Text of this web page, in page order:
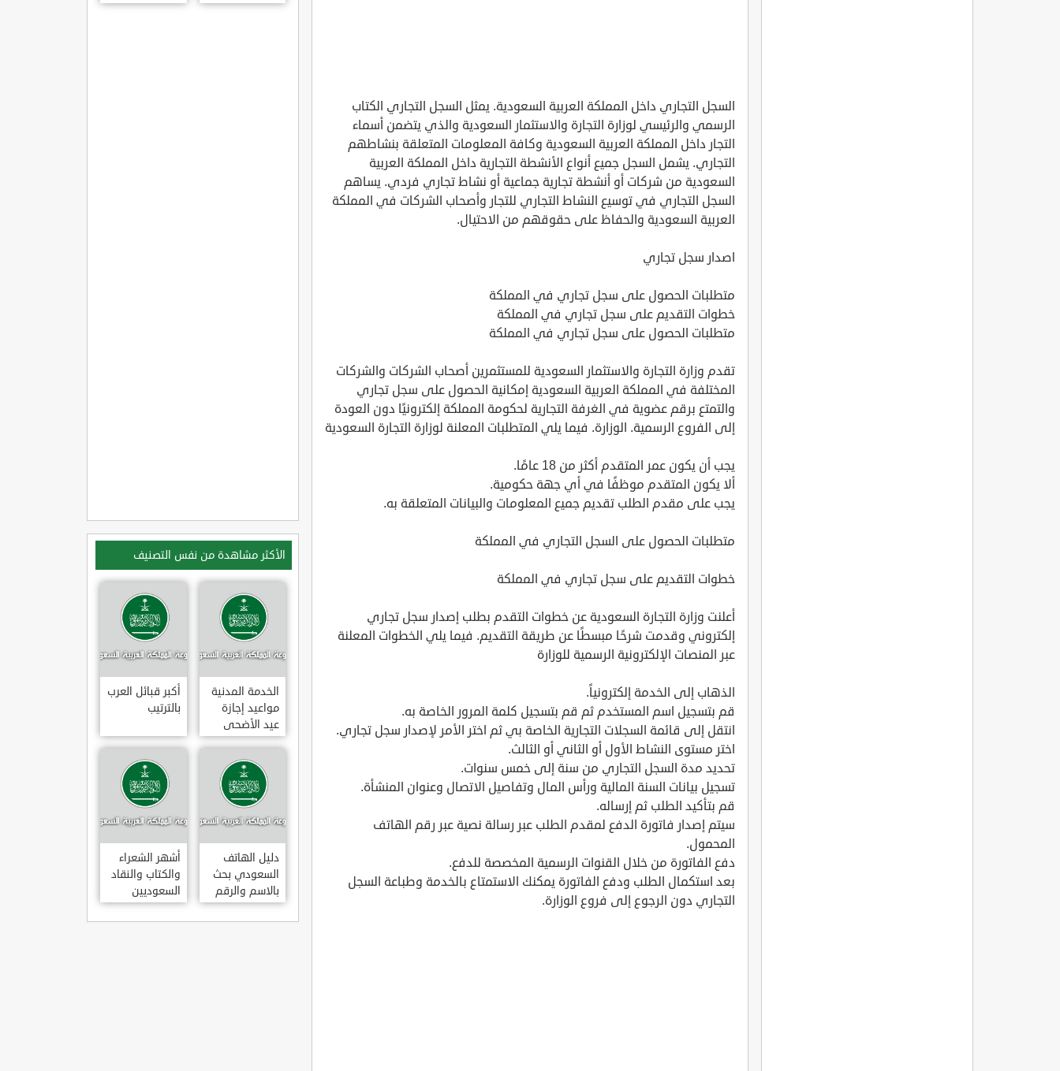
السجل التجاري داخل المملكة العربية السعودية. يمثل السجل التجاري الكتاب
الرسمي والرئيسي لوزارة التجارة والاستثمار السعودية والذي يتضمن أسماء
التجار داخل المملكة العربية السعودية وكافة المعلومات المتعلقة بنشاطهم
التجاري. يشمل السجل جميع أنواع الأنشطة التجارية داخل المملكة العربية
السعودية من شركات أو أنشطة تجارية جماعية أو نشاط تجاري فردي. يساهم
السجل التجاري في توسيع النشاط التجاري للتجار وأصحاب الشركات في المملكة
العربية السعودية والحفاظ على حقوقهم من الاحتيال.
اصدار سجل تجاري
متطلبات الحصول على سجل تجاري في المملكة
خطوات التقديم على سجل تجاري في المملكة
متطلبات الحصول على سجل تجاري في المملكة
تقدم وزارة التجارة والاستثمار السعودية للمستثمرين أصحاب الشركات والشركات
المختلفة في المملكة العربية السعودية إمكانية الحصول على سجل تجاري
والتمتع برقم عضوية في الغرفة التجارية لحكومة المملكة إلكترونيًا دون العودة
إلى الفروع الرسمية. الوزارة. فيما يلي المتطلبات المعلنة لوزارة التجارة السعودية
يجب أن يكون عمر المتقدم أكثر من 18 عامًا.
ألا يكون المتقدم موظفًا في أي جهة حكومية.
يجب على مقدم الطلب تقديم جميع المعلومات والبيانات المتعلقة به.
متطلبات الحصول على السجل التجاري في المملكة
خطوات التقديم على سجل تجاري في المملكة
أعلنت وزارة التجارة السعودية عن خطوات التقدم بطلب إصدار سجل تجاري
إلكتروني وقدمت شرحًا مبسطًا عن طريقة التقديم. فيما يلي الخطوات المعلنة
عبر المنصات الإلكترونية الرسمية للوزارة
الذهاب إلى الخدمة إلكترونياً.
قم بتسجيل اسم المستخدم ثم قم بتسجيل كلمة المرور الخاصة به.
انتقل إلى قائمة السجلات التجارية الخاصة بي ثم اختر الأمر لإصدار سجل تجاري.
اختر مستوى النشاط الأول أو الثاني أو الثالث.
تحديد مدة السجل التجاري من سنة إلى خمس سنوات.
تسجيل بيانات السنة المالية ورأس المال وتفاصيل الاتصال وعنوان المنشأة.
قم بتأكيد الطلب ثم إرساله.
سيتم إصدار فاتورة الدفع لمقدم الطلب عبر رسالة نصية عبر رقم الهاتف
المحمول.
دفع الفاتورة من خلال القنوات الرسمية المخصصة للدفع.
بعد استكمال الطلب ودفع الفاتورة يمكنك الاستمتاع بالخدمة وطباعة السجل
التجاري دون الرجوع إلى فروع الوزارة.
على عمل لاول
الأكثر مشاهدة من نفس التصنيف
الخدمة المدنية
مواعيد إجازة
عيد الأضحى
لعام 1443هـ
متى عودة
الموظفين
بالسعودية بعد
إجازة عيد
الأضحى 1443
أكبر قبائل العرب
بالترتيب
دليل الهاتف
السعودي بحث
بالاسم والرقم
أشهر الشعراء
والكتاب والنقاد
السعوديين